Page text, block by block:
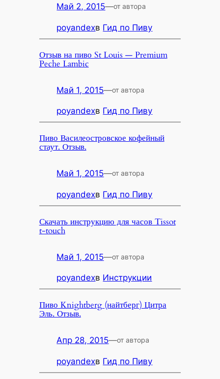
Май 2, 2015—от автора
poyandexв Гид по Пиву
Отзыв на пиво St Louis — Premium
Peche Lambic
Май 1, 2015—от автора
poyandexв Гид по Пиву
Пиво Василеостровское кофейный
стаут. Отзыв.
Май 1, 2015—от автора
poyandexв Гид по Пиву
Скачать инструкцию для часов Tissot
t-touch
Май 1, 2015—от автора
poyandexв Инструкции
Пиво Knightberg (найтберг) Цитра
Эль. Отзыв.
Апр 28, 2015—от автора
poyandexв Гид по Пиву